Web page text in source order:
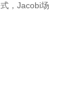
， Jacobi场